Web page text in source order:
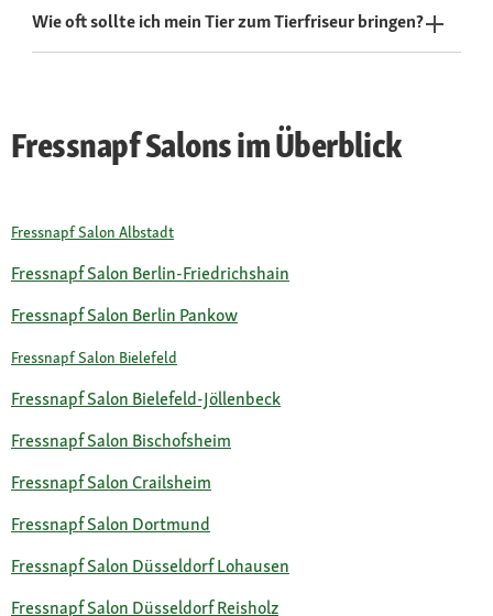
Wie oft sollte ich mein Tier zum Tierfriseur bringen?
Fressnapf Salons im Überblick
Fressnapf Salon Albstadt
Fressnapf Salon Berlin-Friedrichshain
Fressnapf Salon Berlin Pankow
Fressnapf Salon Bielefeld
Fressnapf Salon Bielefeld-Jöllenbeck
Fressnapf Salon Bischofsheim
Fressnapf Salon Crailsheim
Fressnapf Salon Dortmund
Fressnapf Salon Düsseldorf Lohausen
Fressnapf Salon Düsseldorf Reisholz